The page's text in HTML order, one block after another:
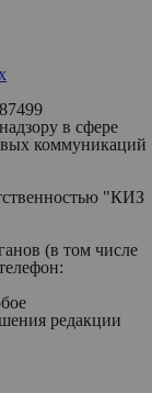
в сфере
коммуникаций
"КИЗ
(в том числе
редакции